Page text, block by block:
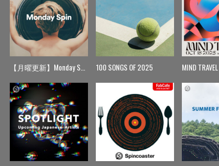
【月曜更新】Monday Spin 100 SONGS OF 2025 MIND TRAVEL